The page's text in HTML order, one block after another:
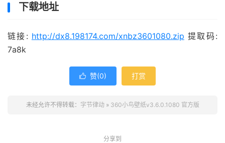
下载地址
链接: http://dx8.198174.com/xnbz3601080.zip 提取码:
7a8k
 赞(0) 打赏
未经允许不得转载： 字节律动» 360小鸟壁纸v3.6.0.1080 官方版
分享到